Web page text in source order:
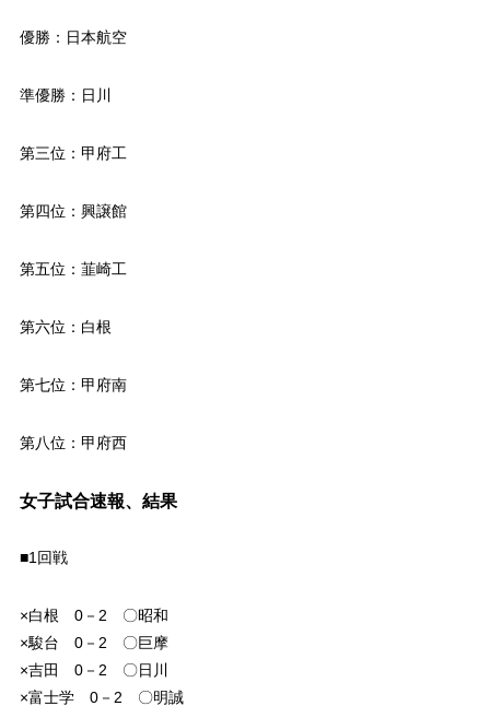
優勝：日本航空
準優勝：日川
第三位：甲府工
第四位：興譲館
第五位：韮崎工
第六位：白根
第七位：甲府南
第八位：甲府西
女子試合速報、結果
■1回戦
×白根 0－2 〇昭和
×駿台 0－2 〇巨摩
×吉田 0－2 〇日川
×富士学 0－2 〇明誠